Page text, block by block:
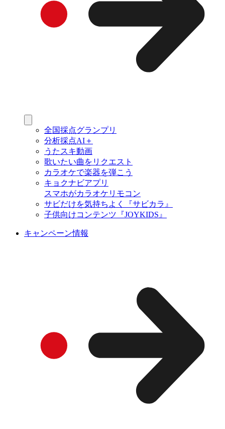
全国採点グランプリ
分析採点AI＋
うたスキ動画
歌いたい曲をリクエスト
カラオケで楽器を弾こう
キョクナビアプリ
スマホがカラオケリモコン
サビだけを気持ちよく『サビカラ』
子供向けコンテンツ『JOYKIDS』
キャンペーン情報